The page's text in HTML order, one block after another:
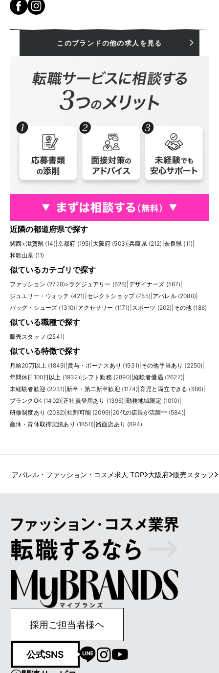
このブランドの他の求人を見る
近隣の都道府県で探す
関西>滋賀県 (14) 京都府 (195) 大阪府 (503) |兵庫県 (212) 奈良県 (11)
和歌山県 (11)
似ているカテゴリで探す
ファッション (2728)>ラグジュアリー (628) デザイナーズ (567)
ジュエリー・ウォッチ (421) セレクトショップ (785) アパレル (2080)
バッグ・シューズ (1310) アクセサリー (1171) スポーツ (202) その他 (186)
似ている職種で探す
販売スタッフ (2541)
似ている特徴で探す
月給20万以上 (1849) |賞与・ボーナスあり (1931) その他手当あり (2250)
年間休日100日以上 (1932) シフト勤務 (2890) 経験者優遇 (2627)
未経験者歓迎 (2031) |新卒・第二新卒歓迎 (1174) 育児と両立できる (886)
ブランクOK (1402) |正社員登用あり (1396) 勤務地域限定 (1010)
研修制度あり (2082) |社割可能 (2099) 20代の店長が活躍中 (584)
産休・育休取得実績あり (1850) |路面店あり (894)
アパレル・ファッション・コスメ求人 TOP 大阪府 販売スタッフ
採用ご担当者様ヘ
公式SNS